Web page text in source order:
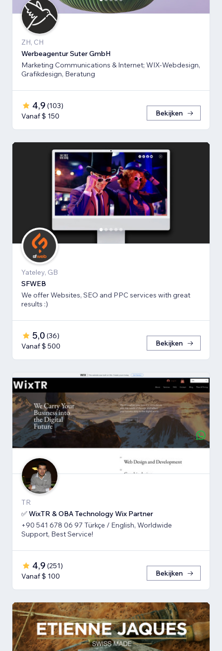
ZH, CH
Werbeagentur Suter GmbH
Marketing Communications & Internet; WIX-Webdesign,
Grafikdesign, Beratung
4,9 (103)
Vanaf $ 150
Bekijken
Yateley, GB
SFWEB
We offer Websites, SEO and PPC services with great
results :)
5,0 (36)
Vanaf $ 500
Bekijken
TR
✅ WixTR & OBA Technology Wix Partner
+90 541 678 06 97 Türkçe / English, Worldwide
Support, Best Service!
4,9 (251)
Vanaf $ 100
Bekijken